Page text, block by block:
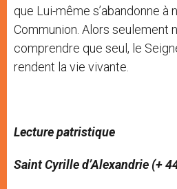
que Lui-même s’abandonne à
Communion. Alors seulement
comprendre que seul, le
rendent la vie vivante.
Lecture patristique
Saint Cyrille d’Alexandrie (+